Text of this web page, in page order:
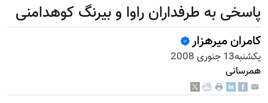
پاسخی به طرفداران راوا و بيرنگ کوهدامنی
کامران میرهزار
يكشنبه13 جنوری 2008
همرسانی